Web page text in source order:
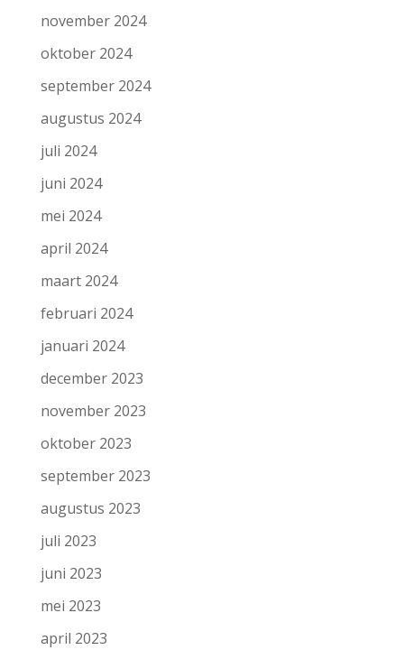
november 2024
oktober 2024
september 2024
augustus 2024
juli 2024
juni 2024
mei 2024
april 2024
maart 2024
februari 2024
januari 2024
december 2023
november 2023
oktober 2023
september 2023
augustus 2023
juli 2023
juni 2023
mei 2023
april 2023